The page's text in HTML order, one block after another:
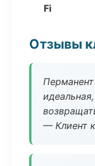
Fi
Отзывы
— Клиент